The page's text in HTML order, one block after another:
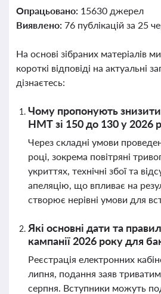
Опрацьовано: 15630 джерел
Виявлено: 76 публікацій за 25
На основі зібраних матеріалів
короткі відповіді на актуальні
дізнаєтесь:
Чому пропонують
НМТ зі 150 до 130 у 2026
Через складні умови
році, зокрема повітряні
укриттях, технічні збої та
апеляцію, що впливає на
створює нерівні умови для
Які основні дати та
кампанії 2026 року для
Реєстрація електронних
липня, подання заяв
серпня. Вступники можуть